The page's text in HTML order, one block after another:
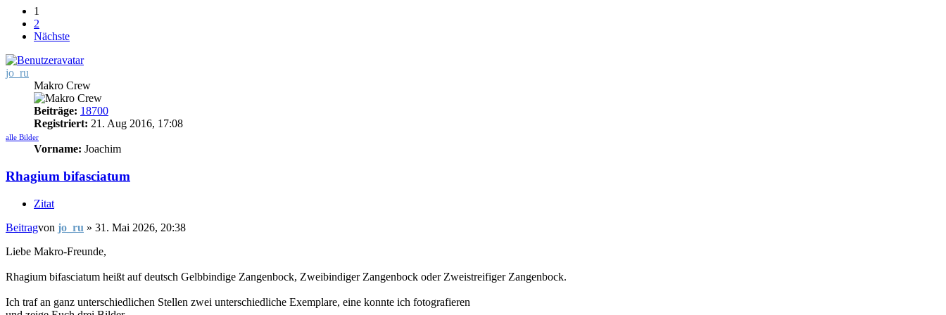
1
2
Nächste
jo_ru
Makro Crew
Beiträge: 18700
Registriert: 21. Aug 2016, 17:08
alle Bilder
Vorname: Joachim
Rhagium bifasciatum
Zitat
Beitragvon jo_ru » 31. Mai 2026, 20:38
Liebe Makro-Freunde,
Rhagium bifasciatum heißt auf deutsch Gelbbindige Zangenbock, Zweibindiger Zangenbock oder Zweistreifiger Zangenbock.
Ich traf an ganz unterschiedlichen Stellen zwei unterschiedliche Exemplare, eine konnte ich fotografieren